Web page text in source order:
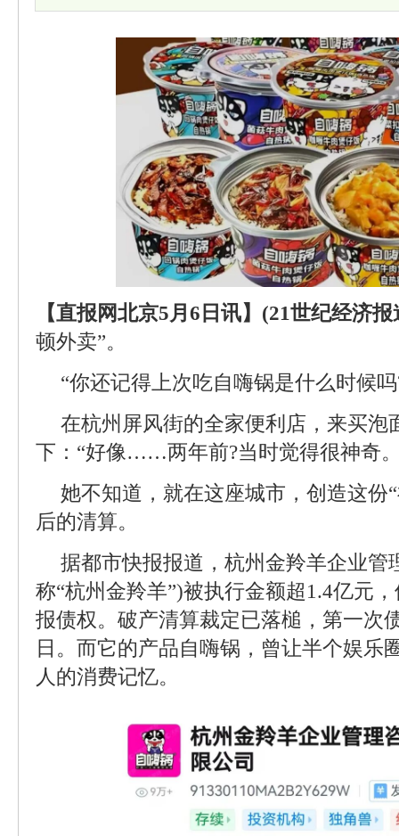
【直报网北京5月6日讯】(21世纪经济报
顿外卖”。
“你还记得上次吃自嗨锅是什么时候吗
在杭州屏风街的全家便利店，来买泡
下：“好像……两年前?当时觉得很神奇
她不知道，就在这座城市，创造这份
后的清算。
据都市快报报道，杭州金羚羊企业管
称“杭州金羚羊”)被执行金额超1.4亿元
报债权。破产清算裁定已落槌，第一次
日。而它的产品自嗨锅，曾让半个娱乐
人的消费记忆。